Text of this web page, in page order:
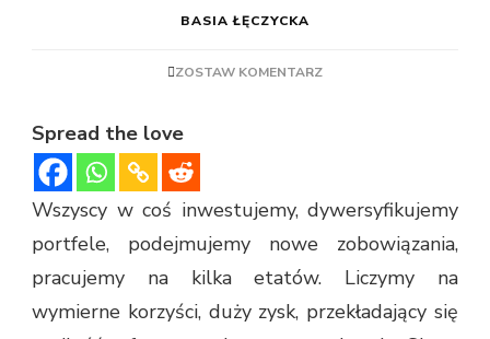
BASIA ŁĘCZYCKA
ZOSTAW KOMENTARZ
Spread the love
Wszyscy w coś inwestujemy, dywersyfikujemy
portfele, podejmujemy nowe zobowiązania,
pracujemy na kilka etatów. Liczymy na
wymierne korzyści, duży zysk, przekładający się